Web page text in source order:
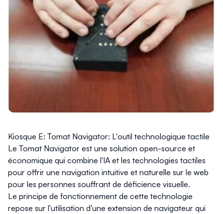
Kiosque E: Tomat Navigator: L'outil technologique tactile
Le Tomat Navigator est une solution open-source et
économique qui combine l'IA et les technologies tactiles
pour offrir une navigation intuitive et naturelle sur le web
pour les personnes souffrant de déficience visuelle.
Le principe de fonctionnement de cette technologie
repose sur l'utilisation d'une extension de navigateur qui